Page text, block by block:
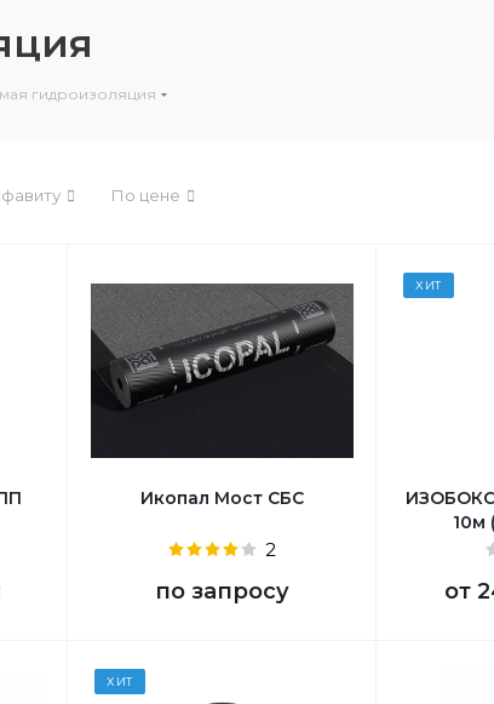
гидроизоляция
По цене
Икопал Мост СБС
2
по запросу
ХИТ
ИЗОБОКС
10м
от
ХИТ